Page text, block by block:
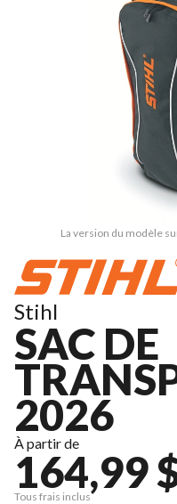
La version du modèle
Stihl
SAC DE
2026
À partir de
164,99
Tous frais inclus